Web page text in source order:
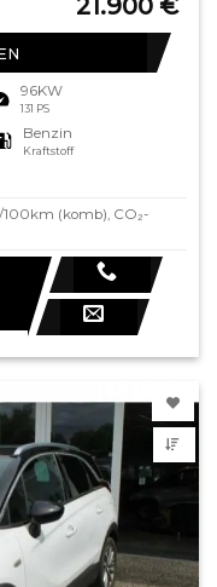
21.900 €
96KW
131 PS
Benzin
Kraftstoff
(komb), CO₂-